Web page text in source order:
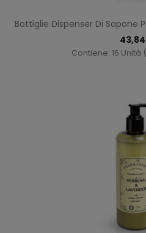
Bottiglie Dispenser Di Sapone
Contiene: 16